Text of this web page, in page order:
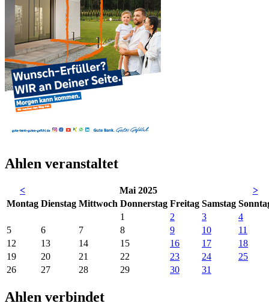
Ahlen veranstaltet
< Mai 2025
>
Montag Dienstag Mittwoch Donnerstag Freitag Samstag So
1
2 3
4
5
6 7 8 9 10
11
12
13 14 15 16 17
18
19
20 21 22 23 24
25
26
27 28 29 30 31
Ahlen verbindet